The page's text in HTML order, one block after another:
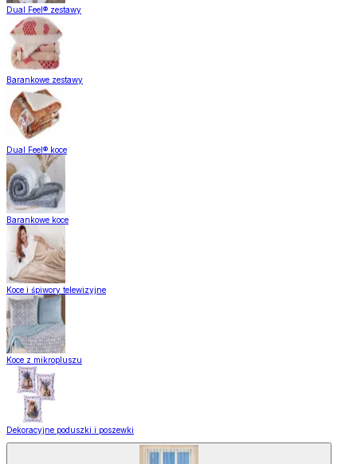
Dual Feel® zestawy
Barankowe zestawy
Dual Feel® koce
Barankowe koce
Koce i śpiwory telewizyjne
Koce z mikropluszu
Dekoracyjne poduszki i poszewki